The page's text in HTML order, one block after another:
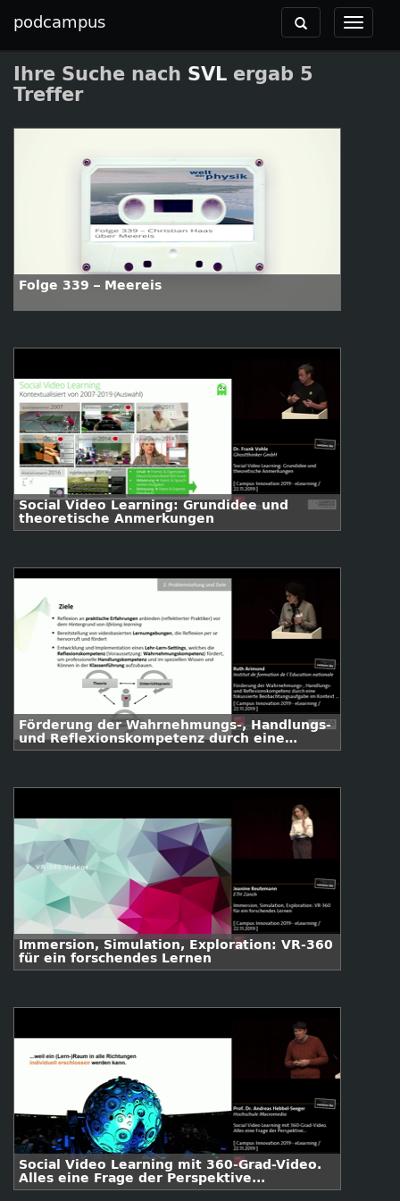
podcampus
Toggle
Toggle
navigation
Ihre Suche nach SVL ergab 5
Treffer
Folge 339 – Meereis
Social Video Learning: Grundidee und
theoretische Anmerkungen
Förderung der Wahrnehmungs-, Handlungs-
und Reflexionskompetenz durch eine
fokussierte Beobachtungsaufgabe im
Immersion, Simulation, Exploration: VR-360
für ein forschendes Lernen
Social Video Learning mit 360-Grad-Video.
Alles eine Frage der Perspektive...